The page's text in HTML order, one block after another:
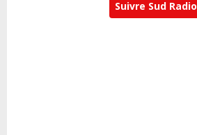
Suivre Sud Radio